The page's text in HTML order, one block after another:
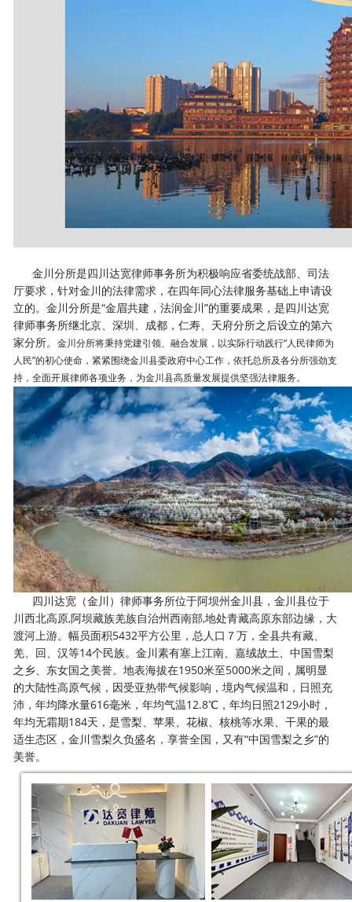
金川分所是四川达宽律师事务所为积极响应省委统战部、司法
厅要求，针对金川的法律需求，在四年同心法律服务基础上申请设
立的。金川分所是“金眉共建，法润金川”的重要成果，是四川达宽
律师事务所继北京、深圳、成都，仁寿、天府分所之后设立的第六
家分所。金川分所将秉持党建引领、融合发展，以实际行动践行“人民律师为
人民”的初心使命，紧紧围绕金川县委政府中心工作，依托总所及各分所强劲支
持，全面开展律师各项业务，为金川县高质量发展提供坚强法律服务。
四川达宽（金川）律师事务所位于阿坝州金川县，金川县位于
川西北高原,阿坝藏族羌族自治州西南部,地处青藏高原东部边缘，大
渡河上游。幅员面积5432平方公里，总人口７万，全县共有藏、
羌、回、汉等14个民族。金川素有塞上江南、嘉绒故土、中国雪梨
之乡、东女国之美誉。地表海拔在1950米至5000米之间，属明显
的大陆性高原气候，因受亚热带气候影响，境内气候温和，日照充
沛，年均降水量616毫米，年均气温12.8℃，年均日照2129小时，
年均无霜期184天，是雪梨、苹果、花椒、核桃等水果、干果的最
适生态区，金川雪梨久负盛名，享誉全国，又有“中国雪梨之乡”的
美誉。